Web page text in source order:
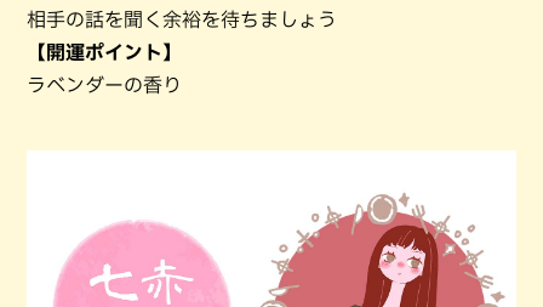
相手の話を聞く余裕を待ちましょう
【開運ポイント】
ラベンダーの香り